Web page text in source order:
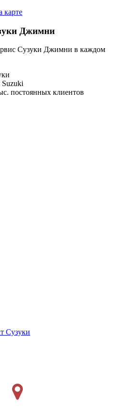
карте
Джимни
Сузуки Джимни в каждом
Suzuki
постоянных клиентов
Сузуки